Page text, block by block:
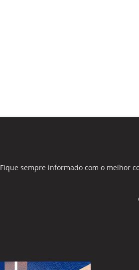
Fique sempre informado com o melhor